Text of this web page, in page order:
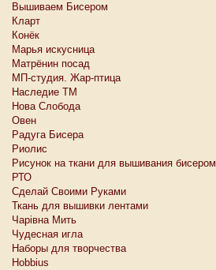
Вышиваем Бисером
Кларт
Конёк
Марья искусница
Матрёнин посад
МП-студия. Жар-птица
Наследие ТМ
Нова Слобода
Овен
Радуга Бисера
Риолис
Рисунок на ткани для вышивания бисером
РТО
Сделай Своими Руками
Ткань для вышивки лентами
Чарiвна Мить
Чудесная игла
Наборы для творчества
Hobbius